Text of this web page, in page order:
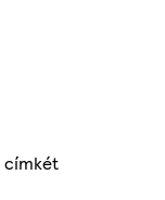
címkét